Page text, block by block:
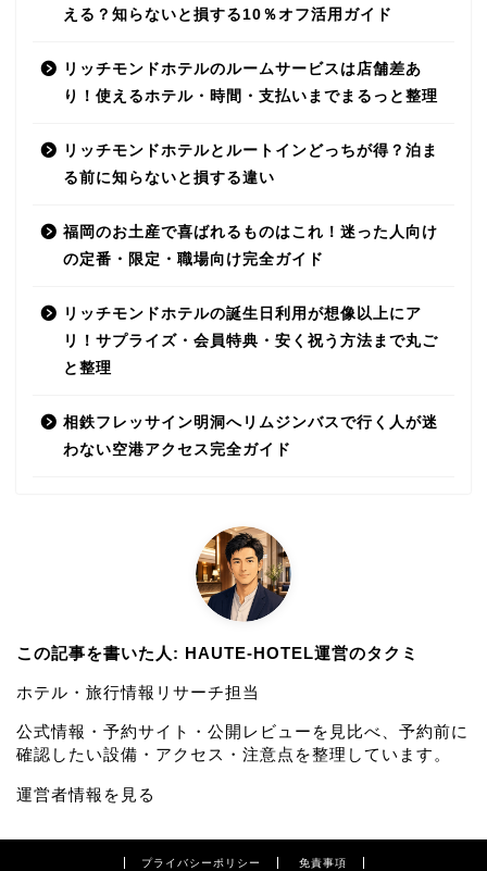
える？知らないと損する10％オフ活用ガイド
リッチモンドホテルのルームサービスは店舗差あ
り！使えるホテル・時間・支払いまでまるっと整理
リッチモンドホテルとルートインどっちが得？泊ま
る前に知らないと損する違い
福岡のお土産で喜ばれるものはこれ！迷った人向け
の定番・限定・職場向け完全ガイド
リッチモンドホテルの誕生日利用が想像以上にア
リ！サプライズ・会員特典・安く祝う方法まで丸ご
と整理
相鉄フレッサイン明洞へリムジンバスで行く人が迷
わない空港アクセス完全ガイド
この記事を書いた人: HAUTE-HOTEL運営のタクミ
ホテル・旅行情報リサーチ担当
公式情報・予約サイト・公開レビューを見比べ、予約前に
確認したい設備・アクセス・注意点を整理しています。
運営者情報を見る
プライバシーポリシー 免責事項